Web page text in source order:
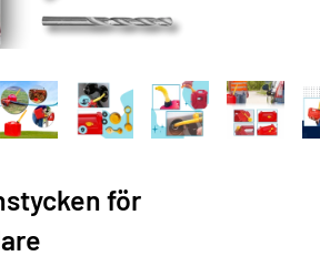
för